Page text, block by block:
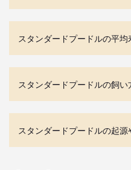
スタンダードプードルの平
スタンダードプードルの飼い
スタンダードプードルの起源